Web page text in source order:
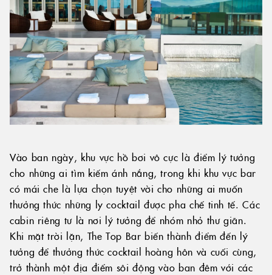
Vào ban ngày, khu vực hồ bơi vô cực là điểm lý tưởng
cho những ai tìm kiếm ánh nắng, trong khi khu vực bar
có mái che là lựa chọn tuyệt vời cho những ai muốn
thưởng thức những ly cocktail được pha chế tinh tế. Các
cabin riêng tư là nơi lý tưởng để nhóm nhỏ thư giãn.
Khi mặt trời lặn, The Top Bar biến thành điểm đến lý
tưởng để thưởng thức cocktail hoàng hôn và cuối cùng,
trở thành một địa điểm sôi động vào ban đêm với các
© 2024 WINK HOTELS